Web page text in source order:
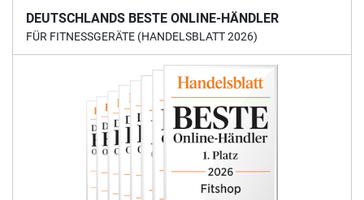
DEUTSCHLANDS BESTE ONLINE-HÄNDLER
FÜR FITNESSGERÄTE (HANDELSBLATT 2026)